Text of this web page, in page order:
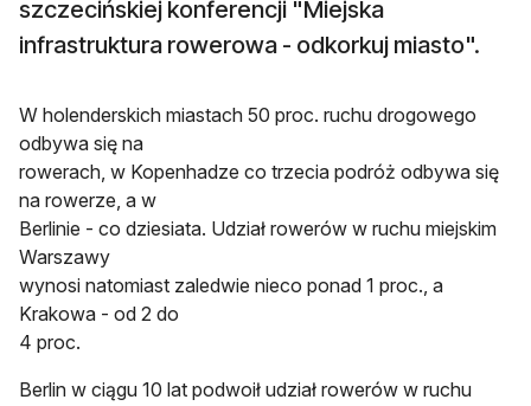
szczecińskiej konferencji "Miejska
infrastruktura rowerowa - odkorkuj miasto".
W holenderskich miastach 50 proc. ruchu drogowego
odbywa się na
rowerach, w Kopenhadze co trzecia podróż odbywa się
na rowerze, a w
Berlinie - co dziesiata. Udział rowerów w ruchu miejskim
Warszawy
wynosi natomiast zaledwie nieco ponad 1 proc., a
Krakowa - od 2 do
4 proc.
Berlin w ciągu 10 lat podwoił udział rowerów w ruchu